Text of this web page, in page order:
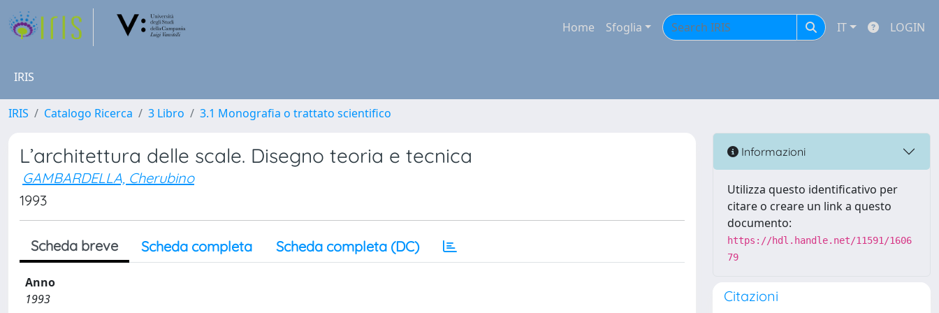
Home Sfoglia IT LOGIN
IRIS
IRIS Catalogo Ricerca 3 Libro 3.1 Monografia o trattato scientifico
L’architettura delle scale. Disegno teoria e tecnica
GAMBARDELLA, Cherubino
1993
Scheda breve Scheda completa Scheda completa (DC)
Anno
1993
Informazioni
Utilizza questo identificativo per
citare o creare un link a questo
documento:
https://hdl.handle.net/11591/1606
79
Citazioni